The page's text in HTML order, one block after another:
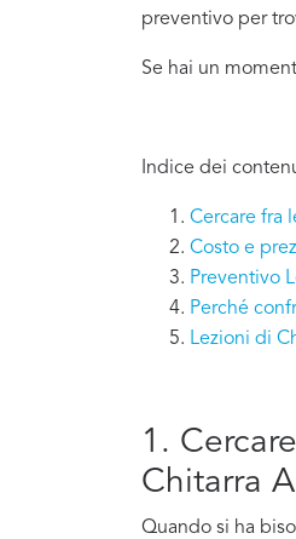
preventivo per
Se hai un
Indice dei
Cercare fra
Costo e
Preventivo
Perché
Lezioni di
1.
Chitarra
Quando si ha